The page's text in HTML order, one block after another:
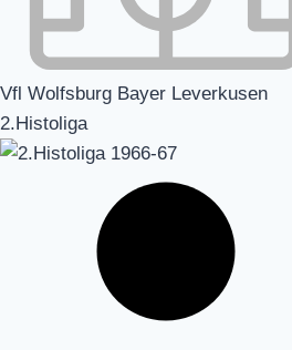
Vfl Wolfsburg Bayer Leverkusen
2.Histoliga